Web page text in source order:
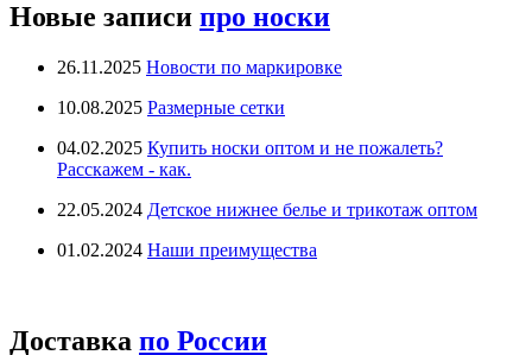
Новые записи про носки
26.11.2025 Новости по маркировке
10.08.2025 Размерные сетки
04.02.2025 Купить носки оптом и не пожалеть?
Расскажем - как.
22.05.2024 Детское нижнее белье и трикотаж оптом
01.02.2024 Наши преимущества
Доставка по России